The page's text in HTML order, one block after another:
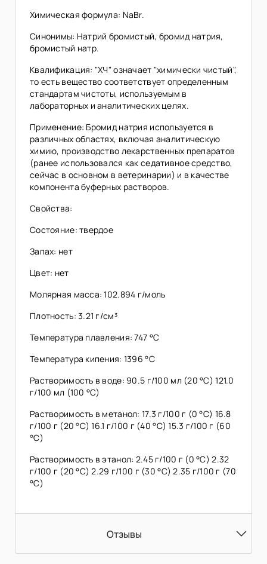
Химическая формула: NaBr.
Синонимы: Натрий бромистый, бромид натрия,
бромистый натр.
Квалификация: "ХЧ" означает "химически чистый",
то есть вещество соответствует определенным
стандартам чистоты, используемым в
лабораторных и аналитических целях.
Применение: Бромид натрия используется в
различных областях, включая аналитическую
химию, производство лекарственных препаратов
(ранее использовался как седативное средство,
сейчас в основном в ветеринарии) и в качестве
компонента буферных растворов.
Свойства:
Состояние: твердое
Запах: нет
Цвет: нет
Молярная масса: 102.894 г/моль
Плотность: 3.21 г/см³
Температура плавления: 747 °C
Температура кипения: 1396 °C
Растворимость в воде: 90.5 г/100 мл (20 °C) 121.0
г/100 мл (100 °C)
Растворимость в метанол: 17.3 г/100 г (0 °C) 16.8
г/100 г (20 °C) 16.1 г/100 г (40 °C) 15.3 г/100 г (60
°C)
Растворимость в этанол: 2.45 г/100 г (0 °C) 2.32
г/100 г (20 °C) 2.29 г/100 г (30 °C) 2.35 г/100 г (70
°C)
Отзывы